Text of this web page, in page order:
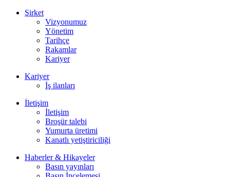
Şirket
Vizyonumuz
Yönetim
Tarihçe
Rakamlar
Kariyer
Kariyer
İş ilanları
İletişim
İletişim
Broşür talebi
Yumurta üretimi
Kanatlı yetiştiriciliği
Haberler & Hikayeler
Basın yayınları